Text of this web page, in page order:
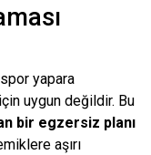
yapara
uygun değildir. Bu
bir egzersiz planı
aşırı